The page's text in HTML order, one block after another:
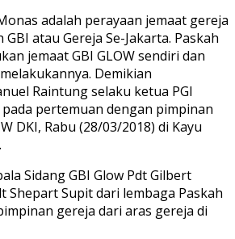
adalah perayaan jemaat gereja
atau Gereja Se-Jakarta. Paskah
jemaat GBI GLOW sendiri dan
Demikian
Raintung selaku ketua PGI
pada pertemuan dengan pimpinan
DKI, Rabu (28/03/2018) di Kayu
Sidang GBI Glow Pdt Gilbert
Shepart Supit dari lembaga Paskah
gereja dari aras gereja di